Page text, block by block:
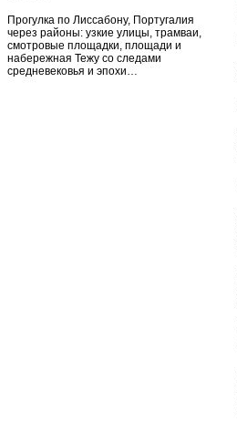
Прогулка по Лиссабону, Португалия
через районы: узкие улицы, трамваи,
смотровые площадки, площади и
набережная Тежу со следами
средневековья и эпохи…